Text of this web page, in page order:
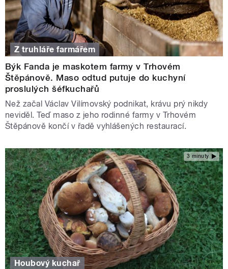
Z truhláře farmářem
Býk Fanda je maskotem farmy v Trhovém
Štěpánově. Maso odtud putuje do kuchyní
proslulých šéfkuchařů
Než začal Václav Vilímovský podnikat, krávu prý nikdy
neviděl. Teď maso z jeho rodinné farmy v Trhovém
Štěpánově končí v řadě vyhlášených restaurací.
3 minuty
Houbový kuchař